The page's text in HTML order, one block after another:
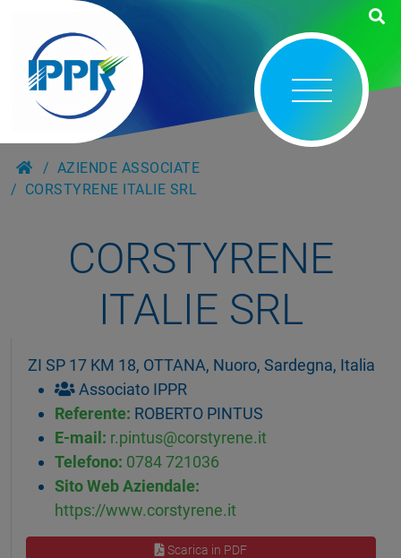
AZIENDE ASSOCIATE
CORSTYRENE ITALIE SRL
CORSTYRENE
ITALIE SRL
ZI SP 17 KM 18, OTTANA, Nuoro, Sardegna, Italia
Associato IPPR
Referente: ROBERTO PINTUS
E-mail: r.pintus@corstyrene.it
Telefono: 0784 721036
Sito Web Aziendale:
https://www.corstyrene.it
Scarica in PDF